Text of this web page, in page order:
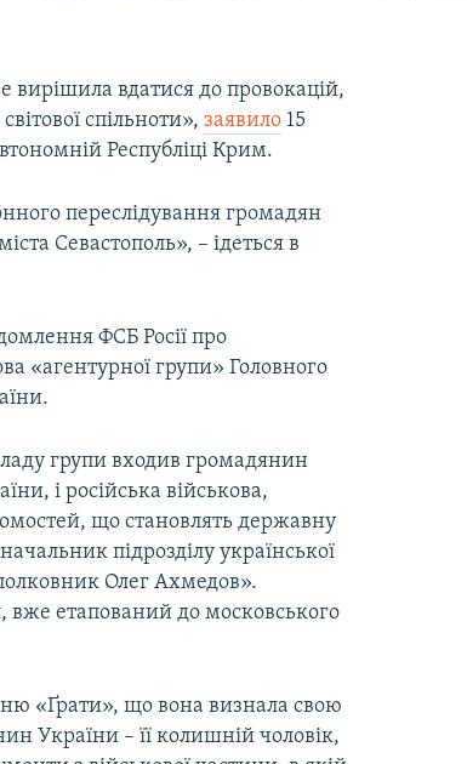
вирішила вдатися до провокацій,
спільноти»,заявило 15
Республіці Крим.
переслідування громадян
Севастополь», – ідеться в
ФСБ Росії про
«агентурної групи» Головного
групи входив громадянин
і російська військова,
що становлять державну
підрозділу української
Олег Ахмедов».
вже етапований до московського
«Ґрати», що вона визнала свою
України – її колишній чоловік,